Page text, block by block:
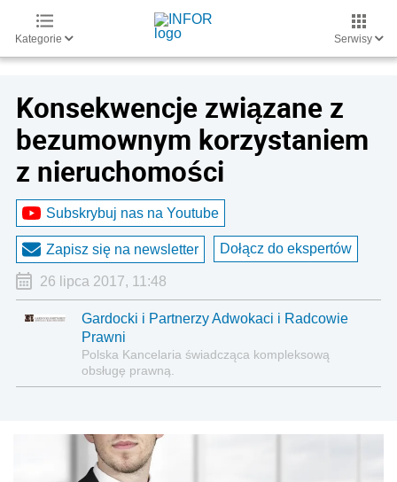
Kategorie Serwisy
Konsekwencje związane z
bezumownym korzystaniem
z nieruchomości
Subskrybuj nas na Youtube
Zapisz się na newsletter Dołącz do ekspertów
26 lipca 2017, 11:48
Gardocki i Partnerzy Adwokaci i Radcowie
Prawni
Polska Kancelaria świadcząca kompleksową
obsługę prawną.